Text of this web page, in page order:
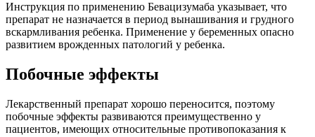
Инструкция по применению Бевацизумаба указывает, что
препарат не назначается в период вынашивания и грудного
вскармливания ребенка. Применение у беременных опасно
развитием врожденных патологий у ребенка.
Побочные эффекты
Лекарственный препарат хорошо переносится, поэтому
побочные эффекты развиваются преимущественно у
пациентов, имеющих относительные противопоказания к